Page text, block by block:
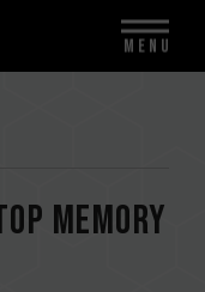
MEMORY
MENU